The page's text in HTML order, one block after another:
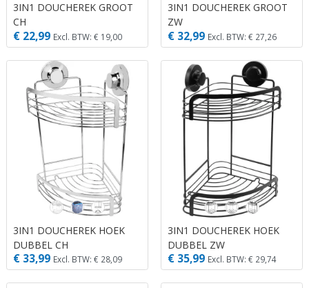
3IN1 DOUCHEREK GROOT
CH
€ 22,99 Excl. BTW: € 19,00
3IN1 DOUCHEREK GROOT
ZW
€ 32,99 Excl. BTW: € 27,26
3IN1 DOUCHEREK HOEK
DUBBEL CH
€ 33,99 Excl. BTW: € 28,09
3IN1 DOUCHEREK HOEK
DUBBEL ZW
€ 35,99 Excl. BTW: € 29,74